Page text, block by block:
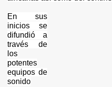
En sus
inicios se
difundió a
través de
los
potentes
equipos de
sonido
2